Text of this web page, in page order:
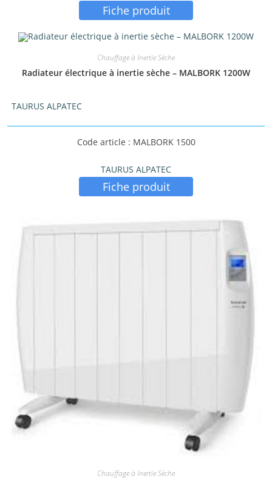
Fiche produit
Chauffage à Inertie Sèche
Radiateur électrique à inertie sèche – MALBORK 1200W
TAURUS ALPATEC
Code article : MALBORK 1500
TAURUS ALPATEC
Fiche produit
Chauffage à Inertie Sèche